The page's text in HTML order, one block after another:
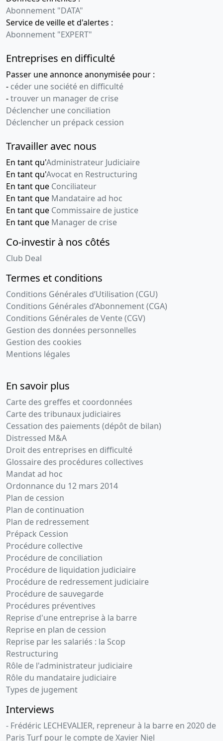
Abonnement "DATA"
Service de veille et d'alertes :
Abonnement "EXPERT"
Entreprises en difficulté
Passer une annonce anonymisée pour :
- céder une société en difficulté
-trouver un manager de crise
Déclencher une conciliation
Déclencher un prépack cession
Travailler avec nous
En tant qu'Administrateur Judiciaire
En tant qu'Avocat en Restructuring
En tant que Conciliateur
En tant que Mandataire ad hoc
En tant que Commissaire de justice
En tant que Manager de crise
Co-investir à nos côtés
Club Deal
Termes et conditions
Conditions Générales d’Utilisation (CGU)
Conditions Générales d’Abonnement (CGA)
Conditions Générales de Vente (CGV)
Gestion des données personnelles
Gestion des cookies
Mentions légales
En savoir plus
Carte des greffes et coordonnées
Carte des tribunaux judiciaires
Cessation des paiements (dépôt de bilan)
Distressed M&A
Droit des entreprises en difficulté
Glossaire des procédures collectives
Mandat ad hoc
Ordonnance du 12 mars 2014
Plan de cession
Plan de continuation
Plan de redressement
Prépack Cession
Procédure collective
Procédure de conciliation
Procédure de liquidation judiciaire
Procédure de redressement judiciaire
Procédure de sauvegarde
Procédures préventives
Reprise d'une entreprise à la barre
Reprise en plan de cession
Reprise par les salariés : la Scop
Restructuring
Rôle de l'administrateur judiciaire
Rôle du mandataire judiciaire
Types de jugement
Interviews
- Frédéric LECHEVALIER, repreneur à la barre en 2020 de
Paris Turf pour le compte de Xavier Niel